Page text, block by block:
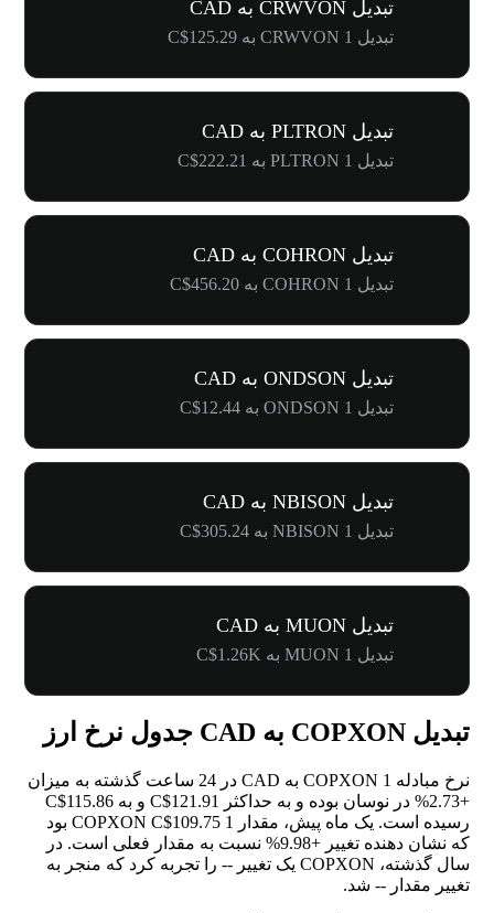
تبدیل CRWVON به CAD
تبدیل 1 CRWVON به C$125.29
تبدیل PLTRON به CAD
تبدیل 1 PLTRON به C$222.21
تبدیل COHRON به CAD
تبدیل 1 COHRON به C$456.20
تبدیل ONDSON به CAD
تبدیل 1 ONDSON به C$12.44
تبدیل NBISON به CAD
تبدیل 1 NBISON به C$305.24
تبدیل MUON به CAD
تبدیل 1 MUON به C$1.26K
تبدیل COPXON به CAD جدول نرخ ارز
نرخ مبادله 1 COPXON به CAD در 24 ساعت گذشته به میزان
+2.73%
در نوسان بوده و به حداکثر C$121.91 و به C$115.86
رسیده است. یک ماه پیش، مقدار 1 COPXON C$109.75 بود
که نشان دهنده تغییر +9.98%
نسبت به مقدار فعلی است. در
سال گذشته، COPXON یک تغییر
-- را تجربه کرد که منجر به
تغییر مقدار -- شد.